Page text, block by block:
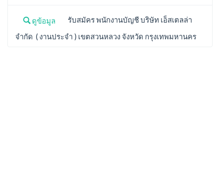
ดูข้อมูล
รับสมัคร พนักงานบัญชี บริษัท เอ็สเตลล่า
จำกัด ( งานประจำ ) เขตสวนหลวง จังหวัด กรุงเทพมหานคร